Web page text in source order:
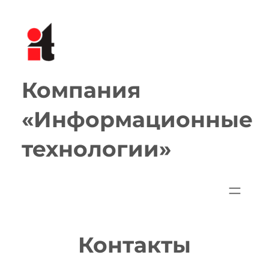
содержимому
Компания
«Информационные
технологии»
Контакты